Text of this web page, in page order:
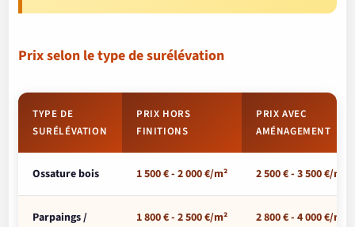
Prix selon le type de surélévation
TYPE DE
SURÉLÉVATION
PRIX HORS
FINITIONS
PRIX AVEC
AMÉNAGEMENT
Ossature bois 1 500 € - 2 000 €/m² 2 500 € - 3 500 €/m²
Parpaings /
1 800 € - 2 500 €/m² 2 800 € - 4 000 €/m²